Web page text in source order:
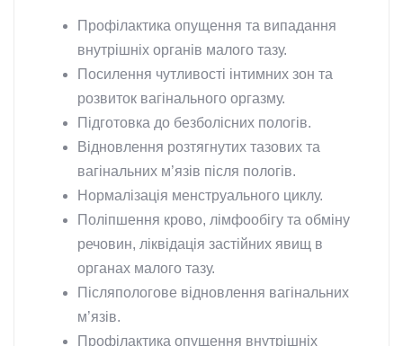
Профілактика опущення та випадання
внутрішніх органів малого тазу.
Посилення чутливості інтимних зон та
розвиток вагінального оргазму.
Підготовка до безболісних пологів.
Відновлення розтягнутих тазових та
вагінальних м’язів після пологів.
Нормалізація менструального циклу.
Поліпшення крово, лімфообігу та обміну
речовин, ліквідація застійних явищ в
органах малого тазу.
Післяпологове відновлення вагінальних
м’язів.
Профілактика опущення внутрішніх